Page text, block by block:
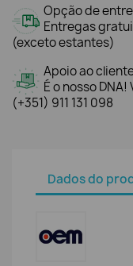
Opção de
Entregas
(exceto estantes)
Apoio ao
É o nosso
(+351) 911 131 098
Dados do